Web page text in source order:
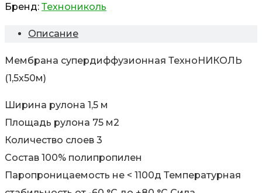
Бренд: Технониколь
Описание
Мембрана супердиффузионная ТехноНИКОЛЬ
(1,5х50м)
Ширина рулона 1,5 м
Площадь рулона 75 м2
Количество слоев 3
Состав 100% полипропилен
Паропроницаемость не < 1100д Температурная